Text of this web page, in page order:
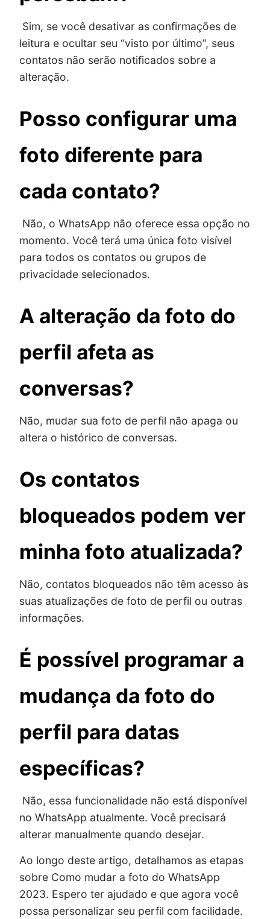
Sim, se você desativar as confirmações de
leitura e ocultar seu “visto por último”, seus
contatos não serão notificados sobre a
alteração.
Posso configurar uma
foto diferente para
cada contato?
Não, o WhatsApp não oferece essa opção no
momento. Você terá uma única foto visível
para todos os contatos ou grupos de
privacidade selecionados.
A alteração da foto do
perfil afeta as
conversas?
Não, mudar sua foto de perfil não apaga ou
altera o histórico de conversas.
Os contatos
bloqueados podem ver
minha foto atualizada?
Não, contatos bloqueados não têm acesso às
suas atualizações de foto de perfil ou outras
informações.
É possível programar a
mudança da foto do
perfil para datas
específicas?
Não, essa funcionalidade não está disponível
no WhatsApp atualmente. Você precisará
alterar manualmente quando desejar.
Ao longo deste artigo, detalhamos as etapas
sobre Como mudar a foto do WhatsApp
2023. Espero ter ajudado e que agora você
possa personalizar seu perfil com facilidade.